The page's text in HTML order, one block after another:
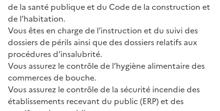
de la santé publique et du Code de la construction et
de l’habitation.
Vous êtes en charge de l’instruction et du suivi des
dossiers de périls ainsi que des dossiers relatifs aux
procédures d’insalubrité.
Vous assurez le contrôle de l’hygiène alimentaire des
commerces de bouche.
Vous assurez le contrôle de la sécurité incendie des
établissements recevant du public (ERP) et des